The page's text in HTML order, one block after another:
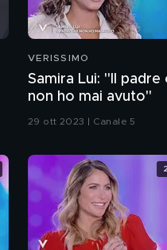
VERISSIMO
Samira Lui: "Il padre
non ho mai avuto"
29 ott 2023 | Canale 5